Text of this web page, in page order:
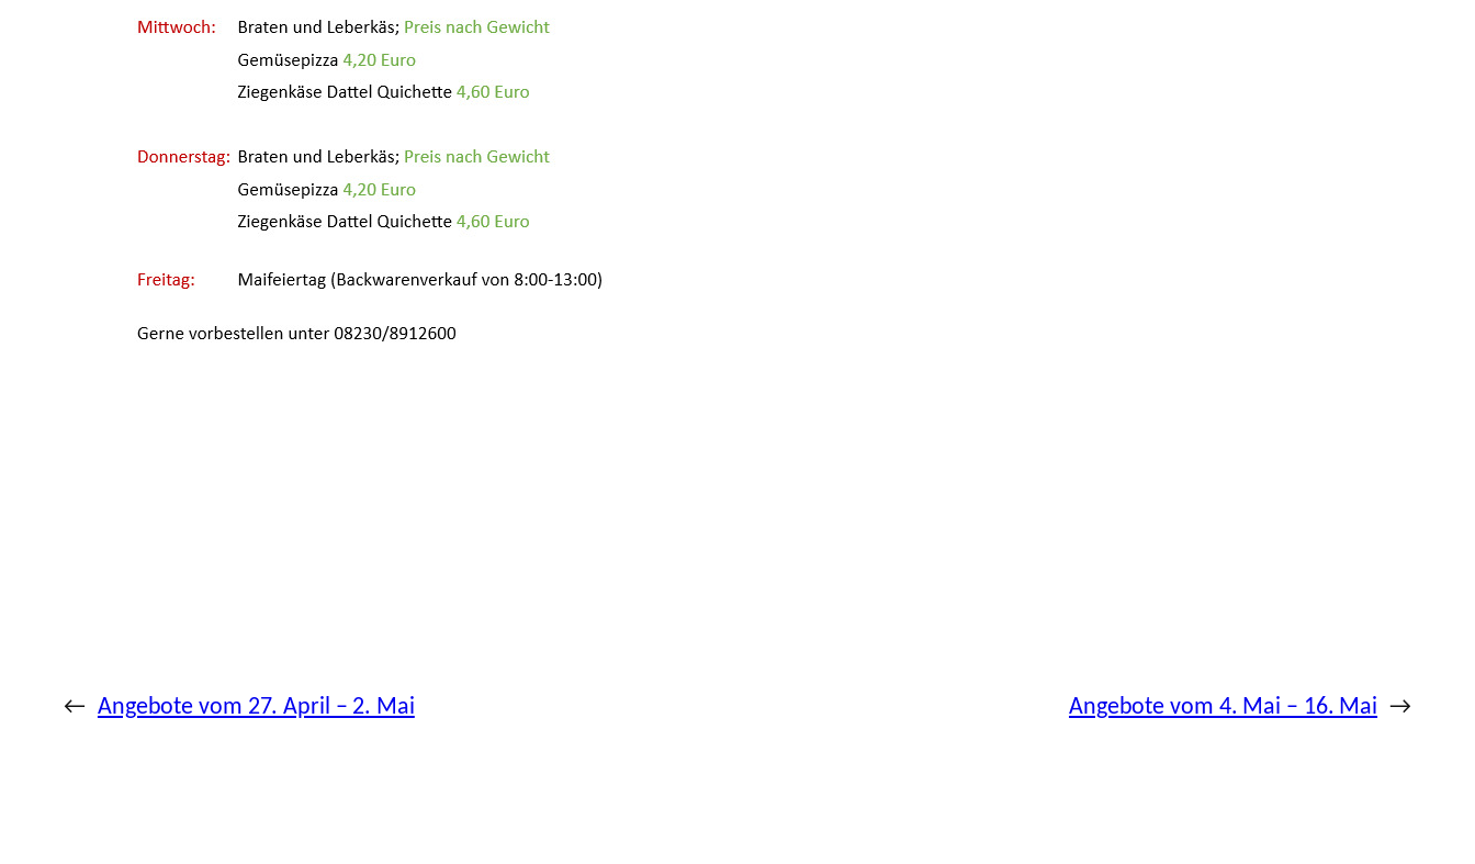
← Angebote vom 27. April – 2. Mai Angebote vom 4. Mai – 16. Mai →